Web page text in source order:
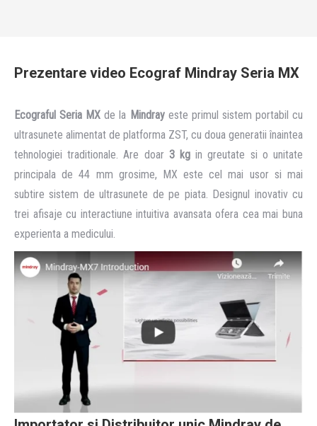
Prezentare video Ecograf Mindray Seria MX
Ecograful Seria MX de la Mindrayeste primul sistem portabil cu
ultrasunete alimentat de platforma ZST, cu doua generatii înaintea
tehnologiei traditionale. Are doar 3 kg in greutate si o unitate
principala de 44 mm grosime, MX este cel mai usor si mai
subtire sistem de ultrasunete de pe piata. Designul inovativ cu
trei afisaje cu interactiune intuitiva avansata ofera cea mai buna
experienta a medicului.